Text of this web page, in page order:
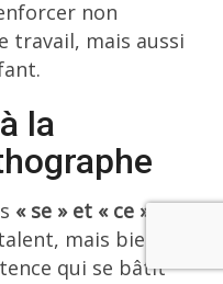
non
travail, mais aussi
la
« se » et « ce », ce
mais bien de
qui se bâtit